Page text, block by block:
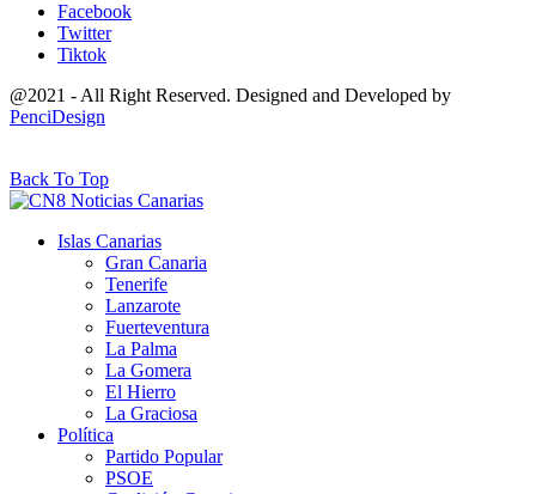
Facebook
Twitter
Tiktok
@2021 - All Right Reserved. Designed and Developed by
PenciDesign
Back To Top
Islas Canarias
Gran Canaria
Tenerife
Lanzarote
Fuerteventura
La Palma
La Gomera
El Hierro
La Graciosa
Política
Partido Popular
PSOE